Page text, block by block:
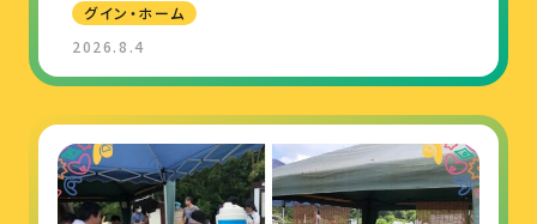
グイン・ホーム
2026.8.4